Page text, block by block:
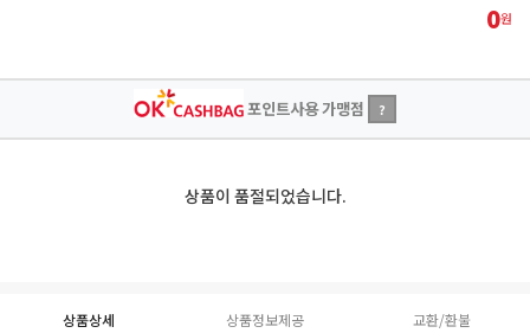
0원
포인트사용 가맹점 ?
상품이 품절되었습니다.
상품상세 상품정보제공 교환/환불